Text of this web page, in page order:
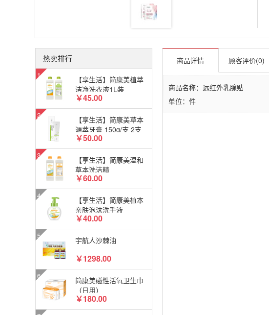
商品详情 顾客评价(0)
商品名称：远红外乳腺贴
单位：件
热卖排行
【享生活】简康美植萃
洁净洗衣液1L装
￥45.00
【享生活】简康美草本
源萃牙膏 150g/支 2支
装
￥50.00
【享生活】简康美温和
草本洗洁精
￥60.00
【享生活】简康美植本
亲肤泡沫洗手液
￥40.00
宇航人沙棘油
￥1298.00
简康美磁性活氧卫生巾
（日用）
￥180.00